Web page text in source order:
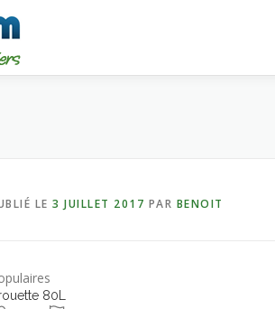
LE 3 JUILLET 2017 PAR BENOIT
80L